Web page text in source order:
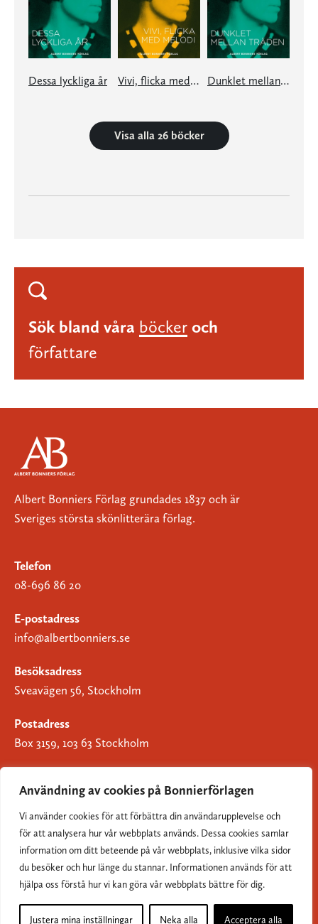
Användning av cookies på Bonnierförlagen
Vi använder cookies för att förbättra din användarupplevelse och
för att analysera hur vår webbplats används. Dessa cookies samlar
information om ditt beteende på vår webbplats, inklusive vilka sidor
du besöker och hur länge du stannar. Informationen används för att
hjälpa oss förstå hur vi kan göra vår webbplats bättre för dig.
Justera mina inställningar Neka alla Acceptera alla
Dessa lyckliga år Vivi, flicka med melodi Dunklet mellan träden
Visa alla 26 böcker
Sök bland våra böcker och
författare
Albert Bonniers Förlag grundades 1837 och är
Sveriges största skönlitterära förlag.
Telefon
08-696 86 20
E-postadress
info@albertbonniers.se
Besöksadress
Sveavägen 56, Stockholm
Postadress
Box 3159, 103 63 Stockholm
Om Bonnierförlagen
Cookies
Integritetspolicy